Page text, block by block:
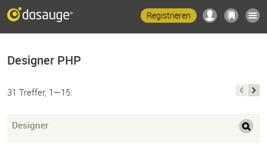
Registrieren
Designer PHP
31 Treffer, 1—15:
Designer